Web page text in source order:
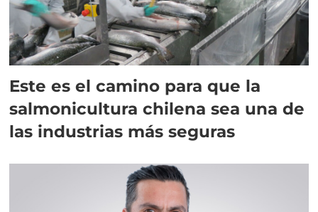
Este es el camino para que la
salmonicultura chilena sea una de
las industrias más seguras